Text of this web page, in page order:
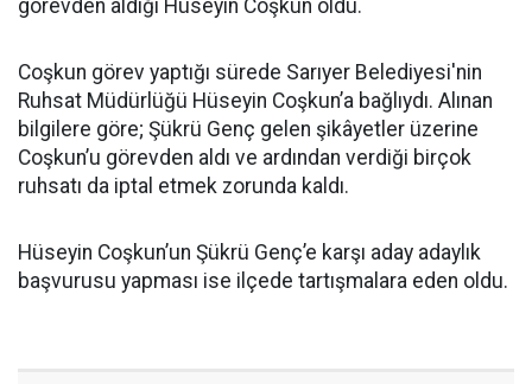
görevden aldığı Hüseyin Coşkun oldu.
Coşkun görev yaptığı sürede Sarıyer Belediyesi'nin
Ruhsat Müdürlüğü Hüseyin Coşkun’a bağlıydı. Alınan
bilgilere göre; Şükrü Genç gelen şikâyetler üzerine
Coşkun’u görevden aldı ve ardından verdiği birçok
ruhsatı da iptal etmek zorunda kaldı.
Hüseyin Coşkun’un Şükrü Genç’e karşı aday adaylık
başvurusu yapması ise ilçede tartışmalara eden oldu.